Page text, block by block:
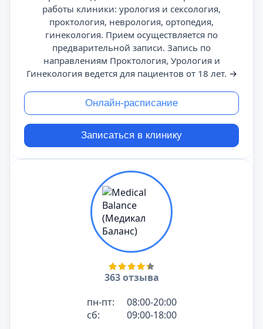
работы клиники: урология и сексология,
проктология, неврология, ортопедия,
гинекология. Прием осуществляется по
предварительной записи. Запись по
направлениям Проктология, Урология и
Гинекология ведется для пациентов от 18 лет. →
Онлайн-расписание
Записаться в клинику
363 отзыва
пн-пт:
08:00-20:00
сб:
09:00-18:00